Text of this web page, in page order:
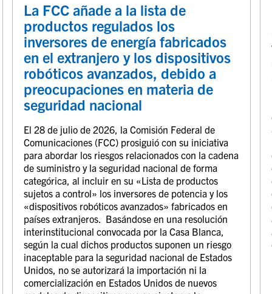
La FCC añade a la lista de
productos regulados los
inversores de energía fabricados
en el extranjero y los dispositivos
robóticos avanzados, debido a
preocupaciones en materia de
seguridad nacional
El 28 de julio de 2026, la Comisión Federal de
Comunicaciones (FCC) prosiguió con su iniciativa
para abordar los riesgos relacionados con la cadena
de suministro y la seguridad nacional de forma
categórica, al incluir en su «Lista de productos
sujetos a control» los inversores de potencia y los
«dispositivos robóticos avanzados» fabricados en
países extranjeros. Basándose en una resolución
interinstitucional convocada por la Casa Blanca,
según la cual dichos productos suponen un riesgo
inaceptable para la seguridad nacional de Estados
Unidos, no se autorizará la importación ni la
comercialización en Estados Unidos de nuevos